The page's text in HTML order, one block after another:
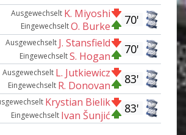
70'
Ausgewechselt K. Miyoshi
EingewechseltO. Burke
70'
Ausgewechselt J. Stansfield
EingewechseltS. Hogan
83'
Ausgewechselt L. Jutkiewicz
Eingewechselt R. Donovan
83'
Krystian Bielik
Eingewechselt Ivan Šunjić